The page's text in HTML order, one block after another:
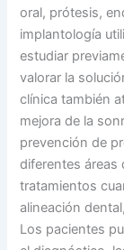
oral, prótesis,
implantología
estudiar
valorar la
clínica también
mejora de la
prevención de
diferentes áreas
tratamientos
alineación
Los pacientes